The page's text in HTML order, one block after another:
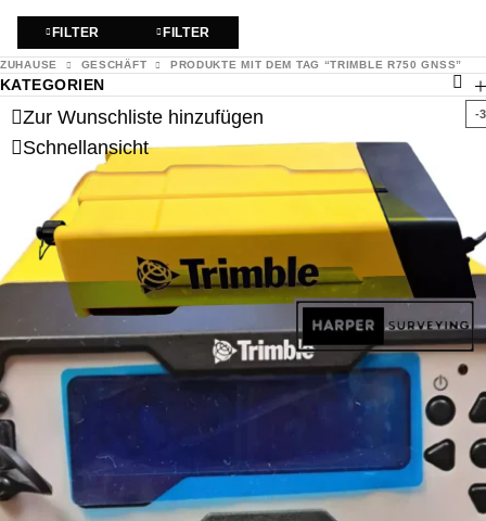
FILTER FILTER
ZUHAUSE GESCHÄFT PRODUKTE MIT DEM TAG “TRIMBLE R750 GNSS”
KATEGORIEN
-
Zur Wunschliste hinzufügen
Schnellansicht